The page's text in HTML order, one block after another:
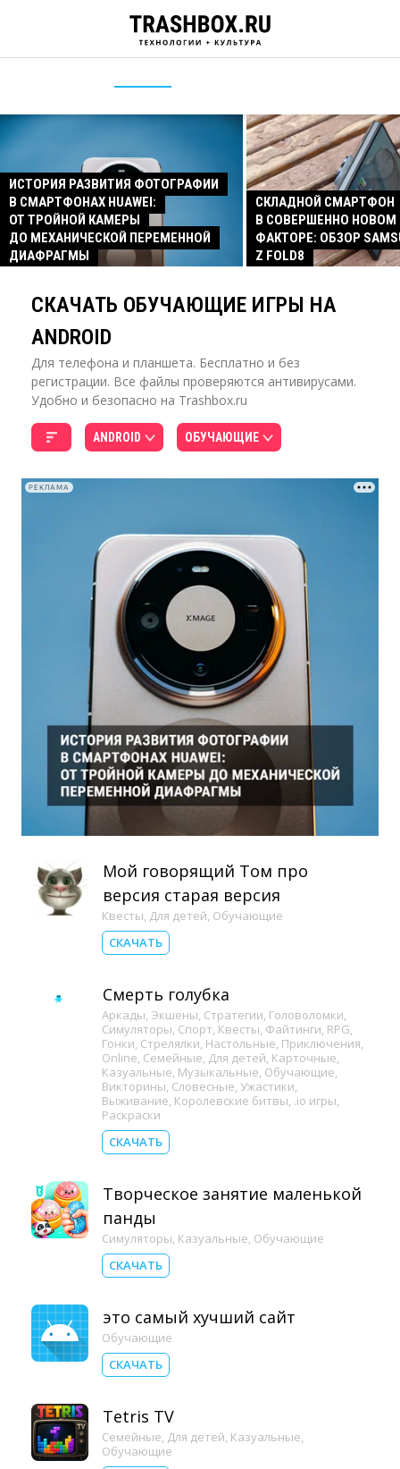
ИСТОРИЯ РАЗВИТИЯ ФОТОГРАФИИ
В СМАРТФОНАХ HUAWEI:
ОТ ТРОЙНОЙ КАМЕРЫ
ДО МЕХАНИЧЕСКОЙ ПЕРЕМЕННОЙ
ДИАФРАГМЫ
СКЛАДНОЙ СМАРТФОН
В СОВЕРШЕННО
ФАКТОРЕ: ОБЗОР
Z FOLD8
СКАЧАТЬ ОБУЧАЮЩИЕ ИГРЫ НА
ANDROID
Для телефона и планшета. Бесплатно и без
регистрации. Все файлы проверяются антивирусами.
Удобно и безопасно на Trashbox.ru
ANDROID ОБУЧАЮЩИЕ
РЕКЛАМА
Мой говорящий Том про
версия старая версия
Квесты, Для детей, Обучающие
СКАЧАТЬ
Смерть голубка
Аркады, Экшены, Стратегии, Головоломки,
Симуляторы, Спорт, Квесты, Файтинги, RPG,
Гонки, Стрелялки, Настольные, Приключения,
Online, Семейные, Для детей, Карточные,
Казуальные, Музыкальные, Обучающие,
Викторины, Словесные, Ужастики,
Выживание, Королевские битвы, .io игры,
Раскраски
СКАЧАТЬ
Творческое занятие маленькой
панды
Симуляторы, Казуальные, Обучающие
СКАЧАТЬ
это самый хучший сайт
Обучающие
СКАЧАТЬ
Tetris TV
Семейные, Для детей, Казуальные,
Обучающие